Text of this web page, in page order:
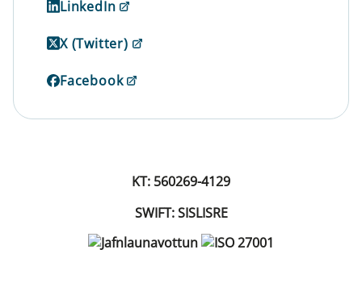
LinkedIn
X (Twitter)
Facebook
KT: 560269-4129
SWIFT: SISLISRE